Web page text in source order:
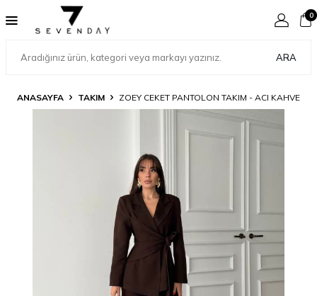
ARA
0
ANASAYFA TAKIM ZOEY CEKET PANTOLON TAKIM - ACI KAHVE